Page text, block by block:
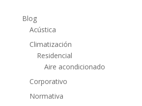
Blog
Acústica
Climatización
Residencial
Aire acondicionado
Corporativo
Normativa